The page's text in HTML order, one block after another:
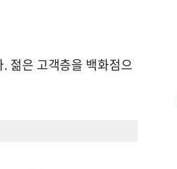
젊은 고객층을 백화점으